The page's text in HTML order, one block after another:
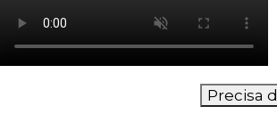
como os visitantes interagem
cookies ajudam a fornecer
as métricas do número de
rejeição, origem do tráfego, etc.
Precisa